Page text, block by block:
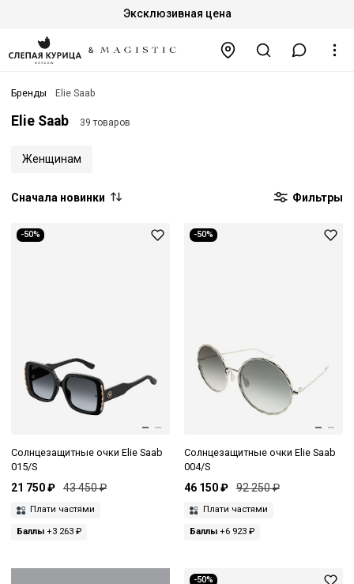
Эксклюзивная цена
Бренды Elie Saab
Elie Saab 39 товаров
Женщинам
Сначала новинки Фильтры
-50%
Солнцезащитные очки Elie Saab
015/S
21 750 ₽ 43 450 ₽
Плати частями
Баллы +3 263 ₽
-50%
Солнцезащитные очки Elie Saab
004/S
46 150 ₽ 92 250 ₽
Плати частями
Баллы+6 923 ₽
-50%